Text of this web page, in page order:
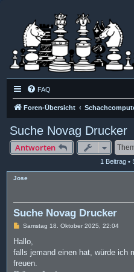
FAQ
Foren-Übersicht
Suche Novag Drucker
Antworten
1 Beitrag •
Jose
Suche Novag Drucker
B
i
r
a
Samstag 18. Oktober 2025, 22:04
Hallo,
falls jemand einen hat, würde ich
freuen.